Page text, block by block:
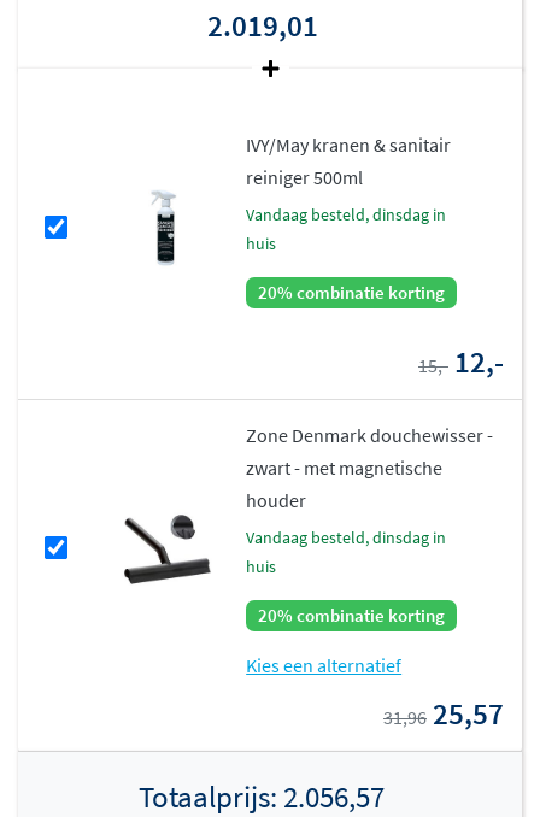
2.019,01
IVY/May kranen & sanitair
reiniger 500ml
vandaag besteld, dinsdag in
huis
20% combinatie korting
15,- 12,-
Zone Denmark douchewisser -
zwart - met magnetische
houder
vandaag besteld, dinsdag in
huis
20% combinatie korting
Kies een alternatief
31,96 25,57
Totaalprijs: 2.056,57